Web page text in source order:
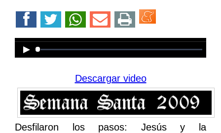
Error loading media: File could not
be played
Descargar video
Desfilaron los pasos: Jesús y la